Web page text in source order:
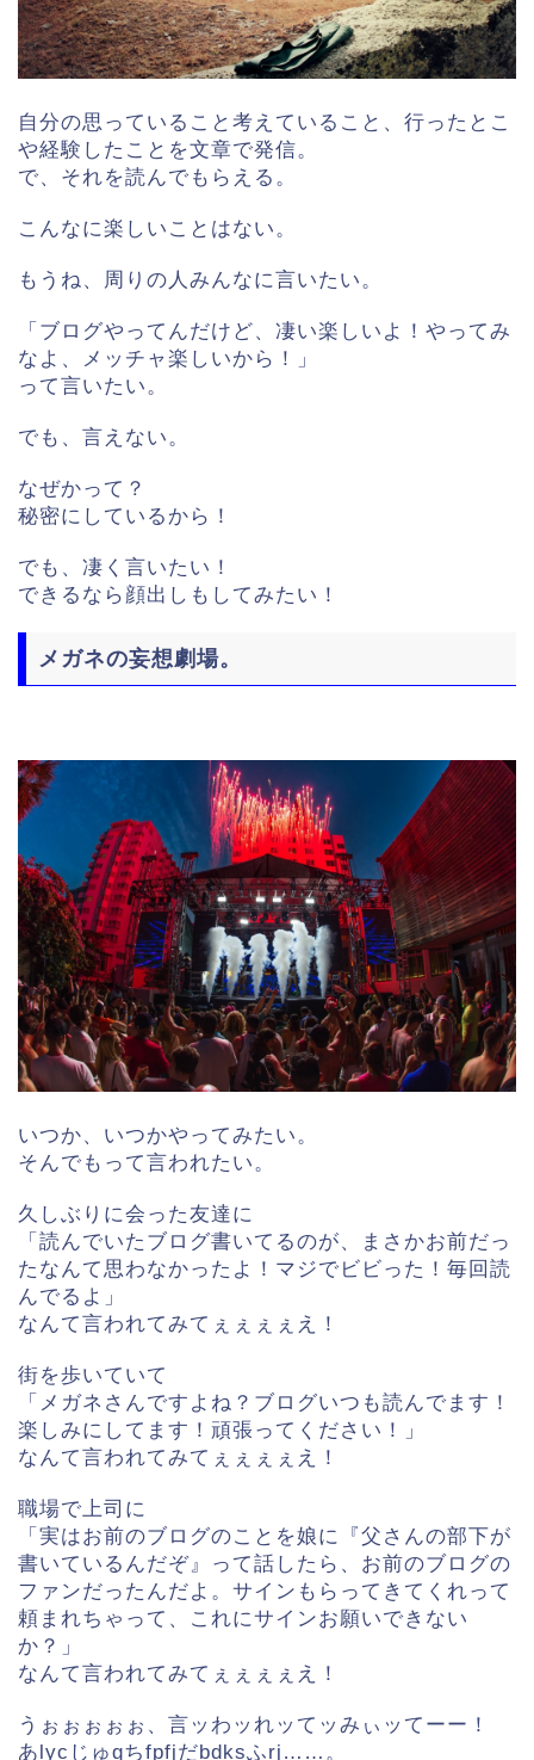
自分の思っていること考えていること、行ったとこ
や経験したことを文章で発信。
で、それを読んでもらえる。
こんなに楽しいことはない。
もうね、周りの人みんなに言いたい。
「ブログやってんだけど、凄い楽しいよ！やってみ
なよ、メッチャ楽しいから！」
って言いたい。
でも、言えない。
なぜかって？
秘密にしているから！
でも、凄く言いたい！
できるなら顔出しもしてみたい！
メガネの妄想劇場。
いつか、いつかやってみたい。
そんでもって言われたい。
久しぶりに会った友達に
「読んでいたブログ書いてるのが、まさかお前だっ
たなんて思わなかったよ！マジでビビった！毎回読
んでるよ」
なんて言われてみてぇぇぇぇえ！
街を歩いていて
「メガネさんですよね？ブログいつも読んでます！
楽しみにしてます！頑張ってください！」
なんて言われてみてぇぇぇぇえ！
職場で上司に
「実はお前のブログのことを娘に『父さんの部下が
書いているんだぞ』って話したら、お前のブログの
ファンだったんだよ。サインもらってきてくれって
頼まれちゃって、これにサインお願いできない
か？」
なんて言われてみてぇぇぇぇえ！
うぉぉぉぉぉ、言ッわッれッてッみぃッてーー！
あlycじゅgちfpfjだbdksふrj……。